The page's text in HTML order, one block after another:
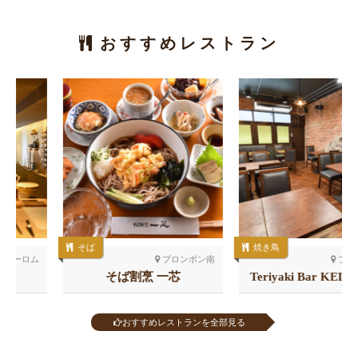
おすすめレストラン
プロンポン南
そば割烹 一芯
プロンポン北
Teriyaki Bar KELLY’S 41
店
おすすめレストランを全部見る